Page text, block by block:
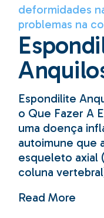
deformidades
problemas na
Espondilite
o Que Fazer A
uma doença
autoimune que
esqueleto axial
coluna
Read More